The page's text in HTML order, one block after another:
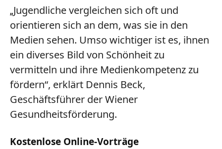
„Jugendliche vergleichen sich oft und
orientieren sich an dem, was sie in den
Medien sehen. Umso wichtiger ist es, ihnen
ein diverses Bild von Schönheit zu
vermitteln und ihre Medienkompetenz zu
fördern“, erklärt Dennis Beck,
Geschäftsführer der Wiener
Gesundheitsförderung.
Kostenlose Online-Vorträge